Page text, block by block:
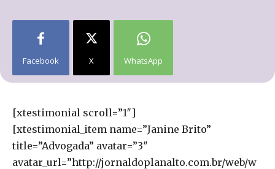
Facebook X WhatsApp
[xtestimonial scroll=”1″]
[xtestimonial_item name=”Janine Brito”
title=”Advogada” avatar=”3″
avatar_url=”http://jornaldoplanalto.com.br/web/w